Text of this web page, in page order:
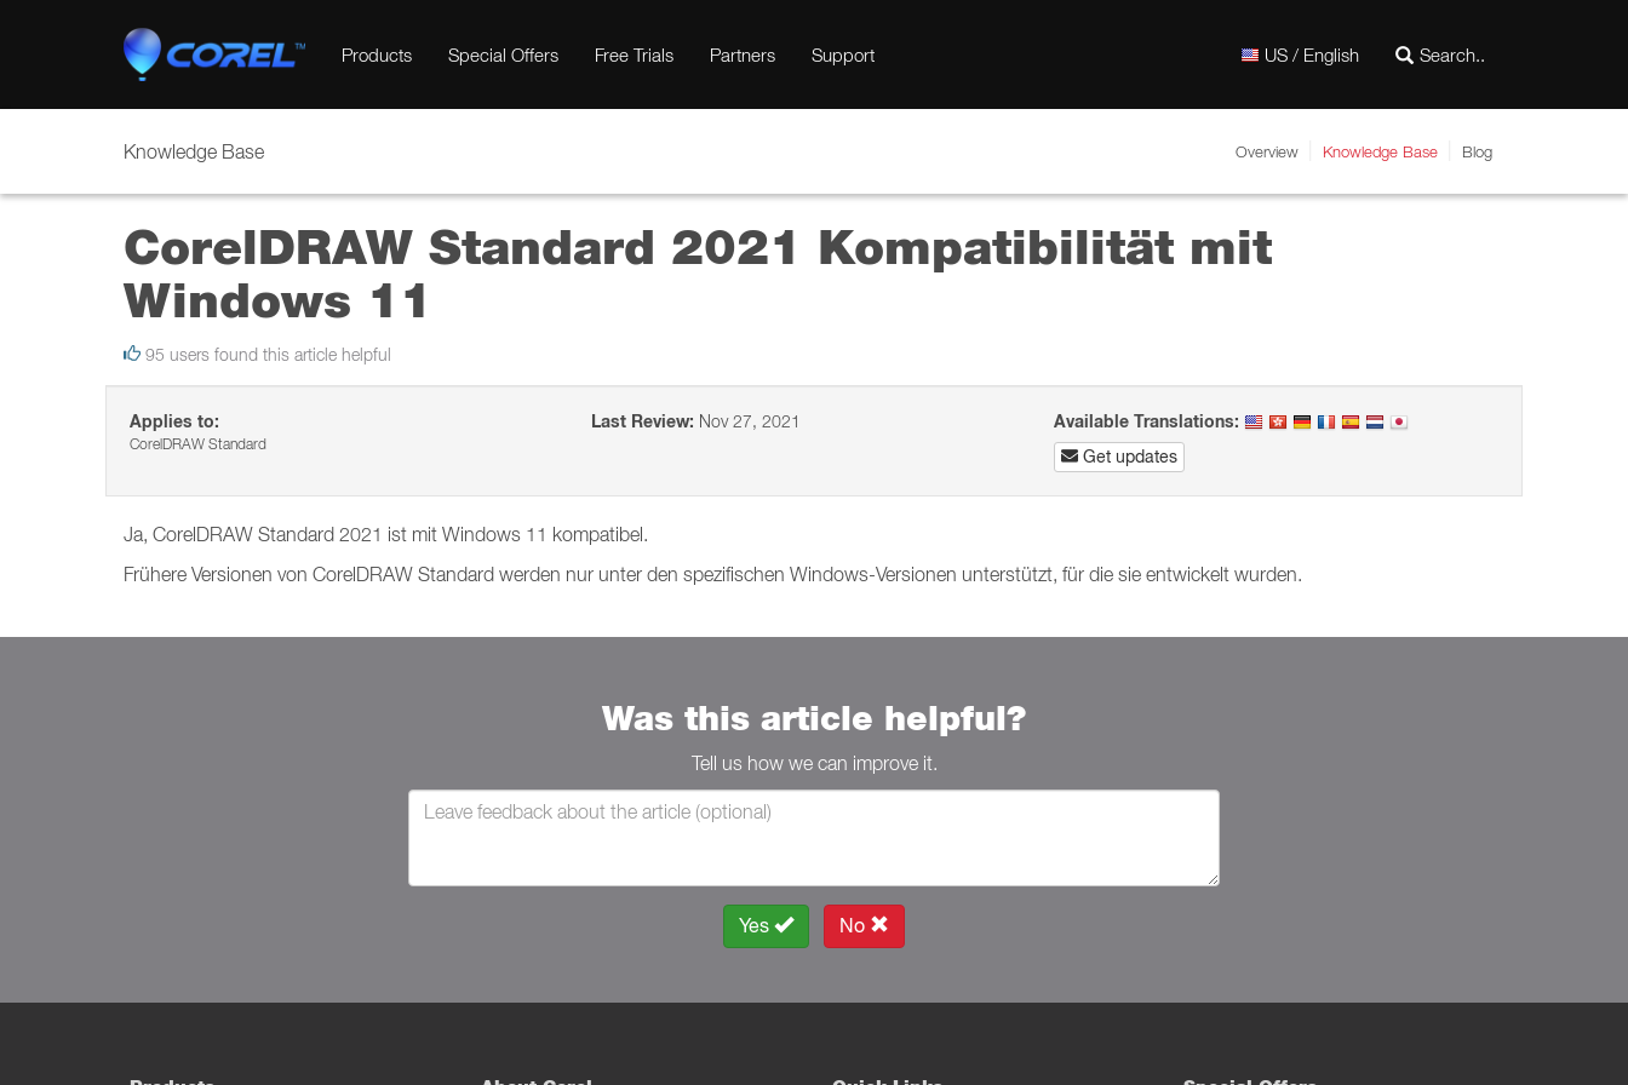
Products Special Offers Free Trials Partners Support US / English
Knowledge Base Overview Knowledge Base Blog
CorelDRAW Standard 2021 Kompatibilität mit
Windows 11
95 users found this article helpful
Applies to:
CorelDRAW Standard
Last Review: Nov 27, 2021
Available Translations:
Get updates
Ja, CorelDRAW Standard 2021 ist mit Windows 11 kompatibel.
Frühere Versionen von CorelDRAW Standard werden nur unter den spezifischen Windows-Versionen unterstützt, für die sie entwickelt wurden.
Was this article helpful?
Tell us how we can improve it.
Yes No